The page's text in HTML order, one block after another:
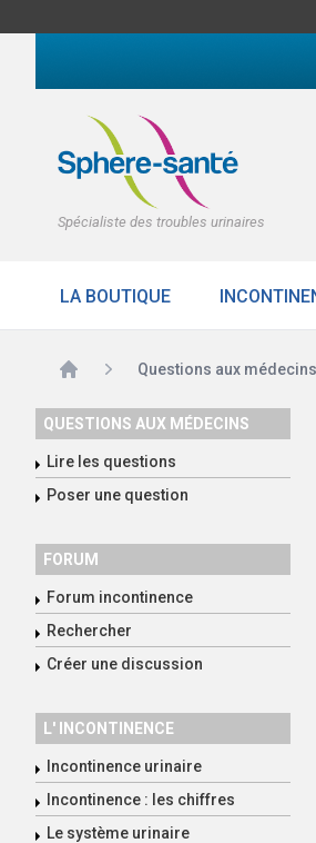
Spécialiste des troubles urinaires
LA BOUTIQUE
Accueil Questions aux médecins
QUESTIONS AUX MÉDECINS
Lire les questions
Poser une question
FORUM
Forum incontinence
Rechercher
Créer une discussion
L' INCONTINENCE
Incontinence urinaire
Incontinence : les chiffres
Le système urinaire